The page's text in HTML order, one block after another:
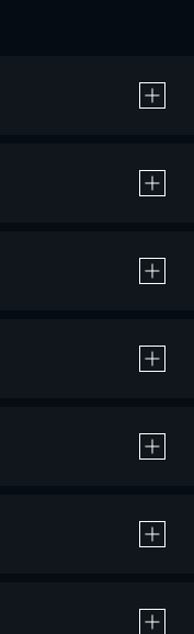
る作品の購入 / レンタルです。
、20％のポイント還元です。